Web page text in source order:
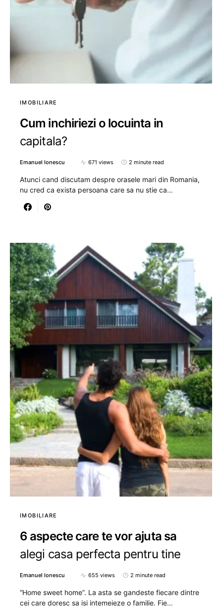
IMOBILIARE
Cum inchiriezi o locuinta in
capitala?
Emanuel Ionescu 671 views 2 minute read
Atunci cand discutam despre orasele mari din Romania,
nu cred ca exista persoana care sa nu stie ca…
IMOBILIARE
6 aspecte care te vor ajuta sa
alegi casa perfecta pentru tine
Emanuel Ionescu 655 views 2 minute read
“Home sweet home”. La asta se gandeste fiecare dintre
cei care doresc sa isi intemeieze o familie. Fie…